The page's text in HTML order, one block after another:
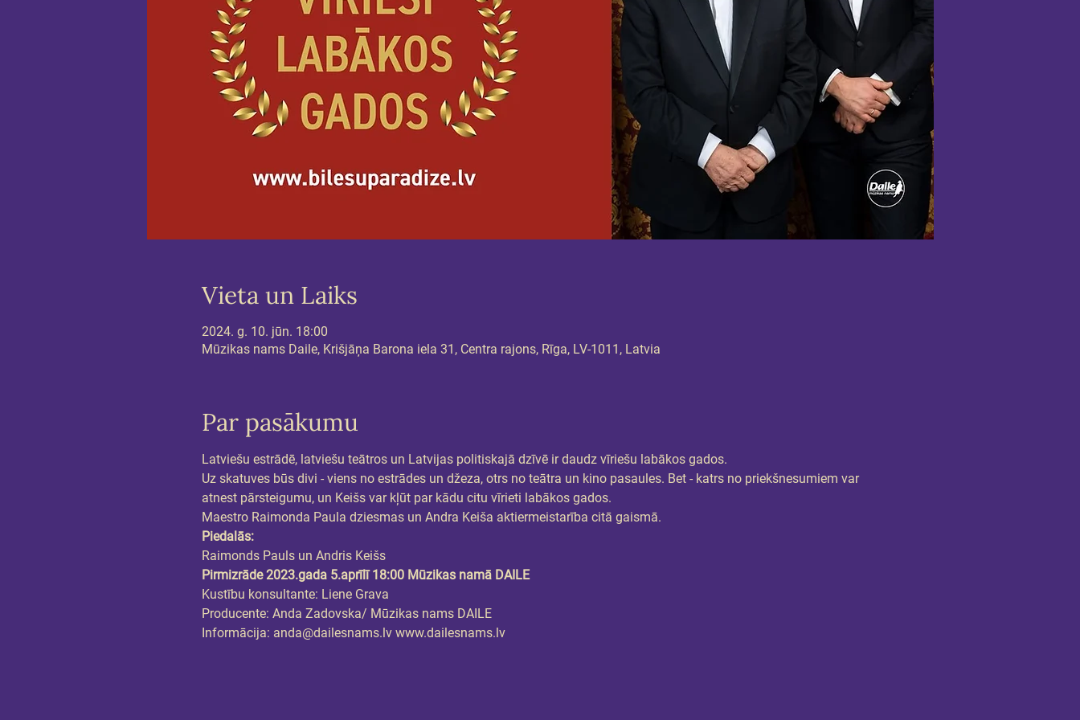
Vieta un Laiks
2024. g. 10. jūn. 18:00
Mūzikas nams Daile, Krišjāņa Barona iela 31, Centra rajons, Rīga, LV-1011, Latvia
Par pasākumu
Latviešu estrādē, latviešu teātros un Latvijas politiskajā dzīvē ir daudz vīriešu labākos gados.
Uz skatuves būs divi - viens no estrādes un džeza, otrs no teātra un kino pasaules. Bet - katrs no priekšnesumiem var
atnest pārsteigumu, un Keišs var kļūt par kādu citu vīrieti labākos gados.
Maestro Raimonda Paula dziesmas un Andra Keiša aktiermeistarība citā gaismā.
Piedalās:
Raimonds Pauls un Andris Keišs
Pirmizrāde 2023.gada 5.aprīlī 18:00 Mūzikas namā DAILE
Kustību konsultante: Liene Grava
Producente: Anda Zadovska/ Mūzikas nams DAILE
Informācija: anda@dailesnams.lv www.dailesnams.lv